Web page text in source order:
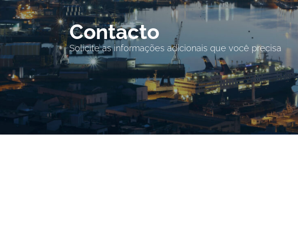
Contacto
Solicite as informações adicionais que você precisa